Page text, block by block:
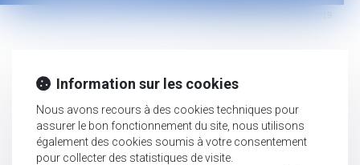
Information sur les cookies
Nous avons recours à des cookies techniques pour
assurer le bon fonctionnement du site, nous utilisons
également des cookies soumis à votre consentement
pour collecter des statistiques de visite.